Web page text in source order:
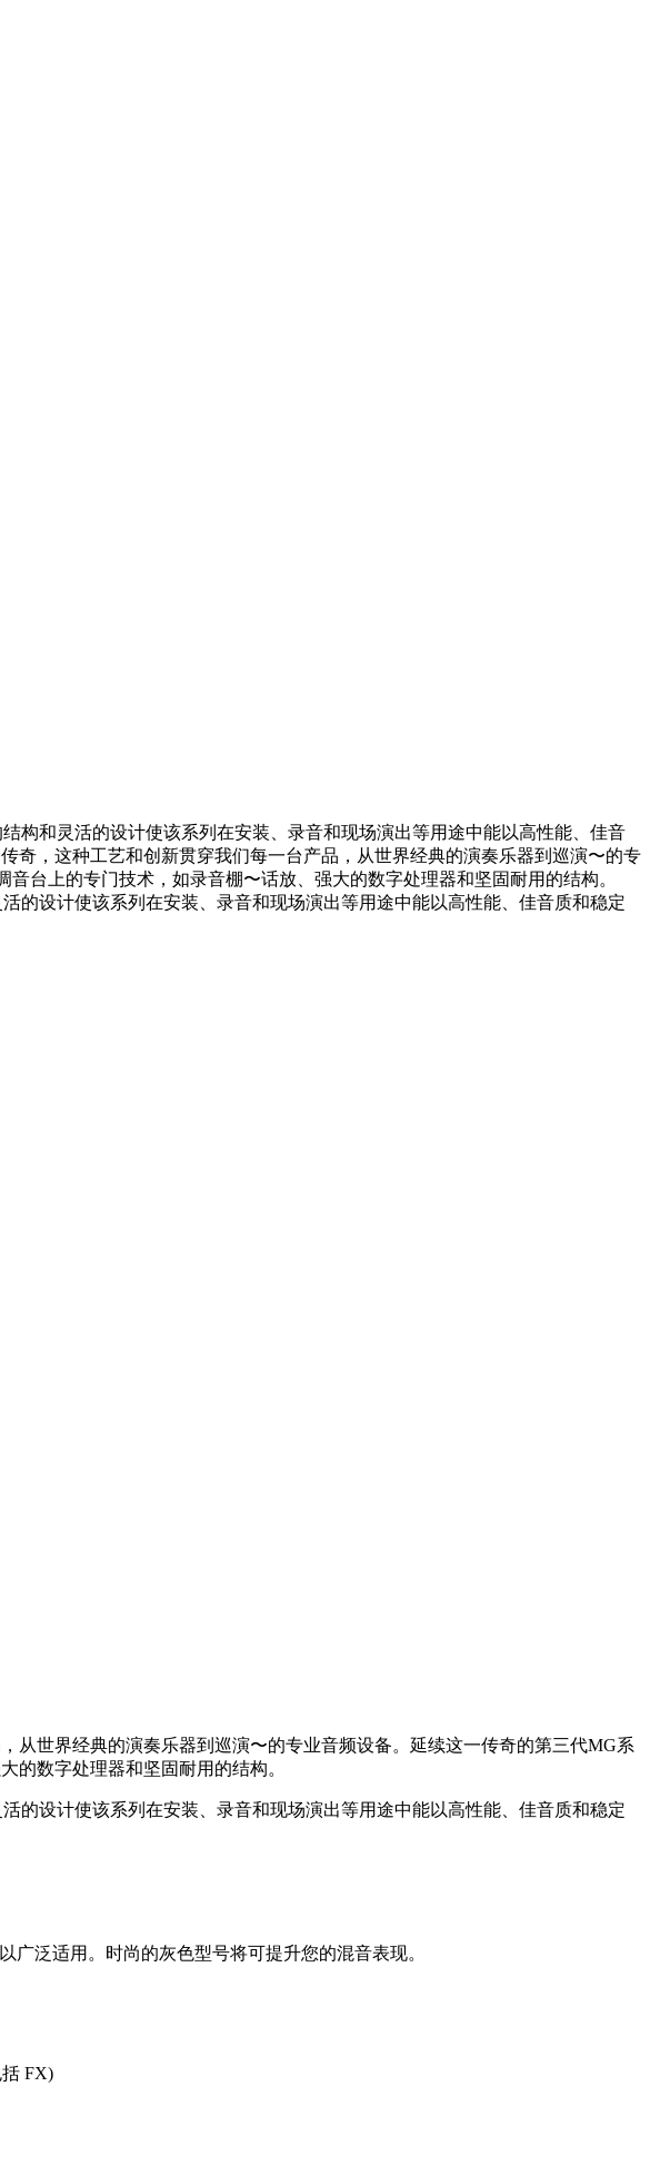
构和灵活的设计使该系列在安装、录音和现场演出等用途中能以高性能、佳音
奇，这种工艺和创新贯穿我们每一台产品，从世界经典的演奏乐器到巡演〜的专
台上的专门技术，如录音棚〜话放、强大的数字处理器和坚固耐用的结构。
的设计使该系列在安装、录音和现场演出等用途中能以高性能、佳音质和稳定
从世界经典的演奏乐器到巡演〜的专业音频设备。延续这一传奇的第三代MG系
的数字处理器和坚固耐用的结构。
的设计使该系列在安装、录音和现场演出等用途中能以高性能、佳音质和稳定
泛适用。时尚的灰色型号将可提升您的混音表现。
FX)